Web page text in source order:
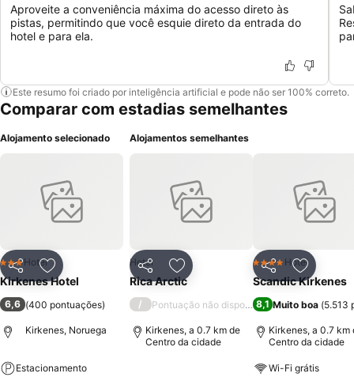
Aproveite a conveniência máxima do acesso direto às
pistas, permitindo que você esquie direto da entrada do
hotel e para ela.
Este resumo foi criado por inteligência artificial e pode não ser 100% correto.
Comparar com estadias semelhantes
Alojamento selecionado
PartilharAdicionar aos favoritos
3 Estrelas
Hotel
Kirkenes Hotel
6,6 (400 pontuações)
Kirkenes, Noruega
Estacionamento
Alojamentos semelhantes
PartilharAdicionar aos favoritos
Hotel
Rica Arctic
/ Pontuação não disponível
Kirkenes, a 0.7 km de
Centro da cidade
Partilhar
4 EstrelasHotel
Scandic Kirkenes
8,1 Muito boa (5.513
Kirkenes, a 0.7 km
Centro da cidade
Wi-Fi grátis